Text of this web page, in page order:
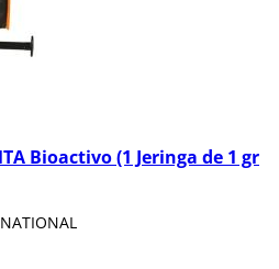
Bioactivo (1 Jeringa de 1 gr